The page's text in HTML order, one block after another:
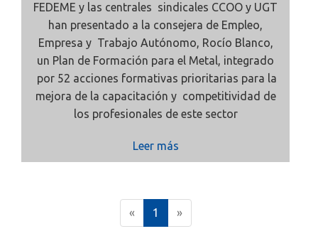
FEDEME y las centrales sindicales CCOO y UGT
han presentado a la consejera de Empleo,
Empresa y Trabajo Autónomo, Rocío Blanco,
un Plan de Formación para el Metal, integrado
por 52 acciones formativas prioritarias para la
mejora de la capacitación y competitividad de
los profesionales de este sector
Leer más
« 1
c
»